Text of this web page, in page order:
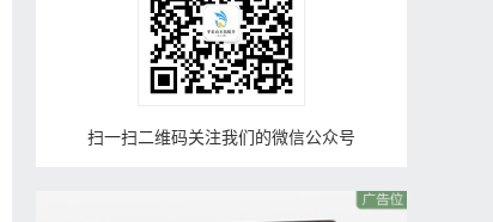
扫一扫二维码关注我们的微信公众号